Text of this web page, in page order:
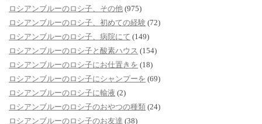
ロシアンブルーのロシ子、その他 (975)
ロシアンブルーのロシ子、初めての経験 (72)
ロシアンブルーのロシ子、病院にて (149)
ロシアンブルーのロシ子と酸素ハウス (154)
ロシアンブルーのロシ子にお仕置きを (18)
ロシアンブルーのロシ子にシャンプーを (69)
ロシアンブルーのロシ子に輸液 (2)
ロシアンブルーのロシ子のおやつの種類 (24)
ロシアンブルーのロシ子のお友達 (38)